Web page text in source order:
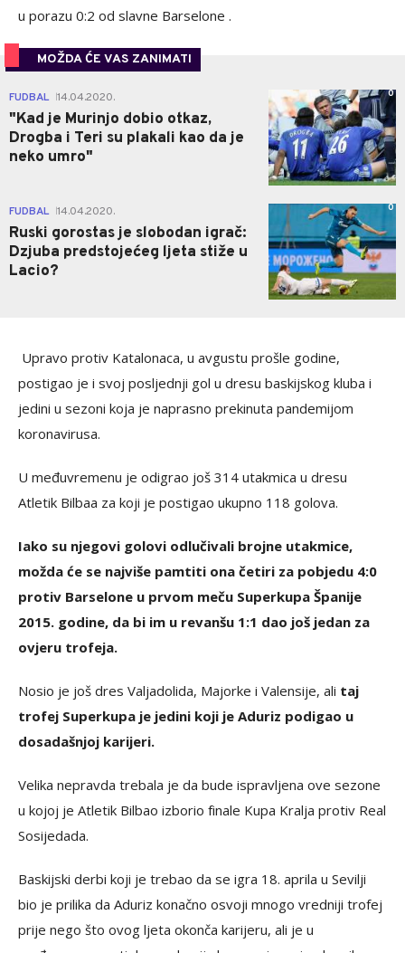
u porazu 0:2 od slavne Barselone .
MOŽDA ĆE VAS ZANIMATI
FUDBAL 14.04.2020.
"Kad je Murinjo dobio otkaz,
Drogba i Teri su plakali kao da je
neko umro"
0
FUDBAL 14.04.2020.
Ruski gorostas je slobodan igrač:
Dzjuba predstojećeg ljeta stiže u
Lacio?
0
Upravo protiv Katalonaca, u avgustu prošle godine,
postigao je i svoj posljednji gol u dresu baskijskog kluba i
jedini u sezoni koja je naprasno prekinuta pandemijom
koronavirusa.
U međuvremenu je odigrao još 314 utakmica u dresu
Atletik Bilbaa za koji je postigao ukupno 118 golova.
Iako su njegovi golovi odlučivali brojne utakmice,
možda će se najviše pamtiti ona četiri za pobjedu 4:0
protiv Barselone u prvom meču Superkupa Španije
2015. godine, da bi im u revanšu 1:1 dao još jedan za
ovjeru trofeja.
Nosio je još dres Valjadolida, Majorke i Valensije, ali taj
trofej Superkupa je jedini koji je Aduriz podigao u
dosadašnjoj karijeri.
Velika nepravda trebala je da bude ispravljena ove sezone
u kojoj je Atletik Bilbao izborio finale Kupa Kralja protiv Real
Sosijedada.
Baskijski derbi koji je trebao da se igra 18. aprila u Sevilji
bio je prilika da Aduriz konačno osvoji mnogo vredniji trofej
prije nego što ovog ljeta okonča karijeru, ali je u